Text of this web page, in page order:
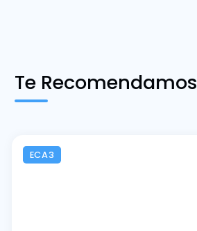
Te Recomendamos
ECA3